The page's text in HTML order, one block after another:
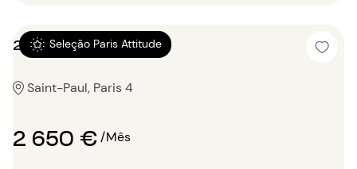
Seleção Paris Attitude
2 quartos 38m²
Saint-Paul, Paris 4
2 650 €/Mês